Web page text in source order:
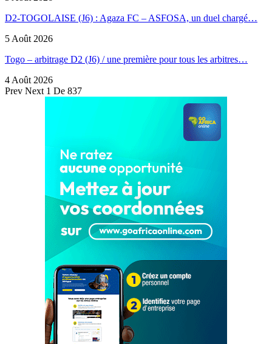
D2-TOGOLAISE (J6) : Agaza FC – ASFOSA, un duel chargé…
5 Août 2026
Togo – arbitrage D2 (J6) / une première pour tous les arbitres…
4 Août 2026
Prev Next 1 De 837